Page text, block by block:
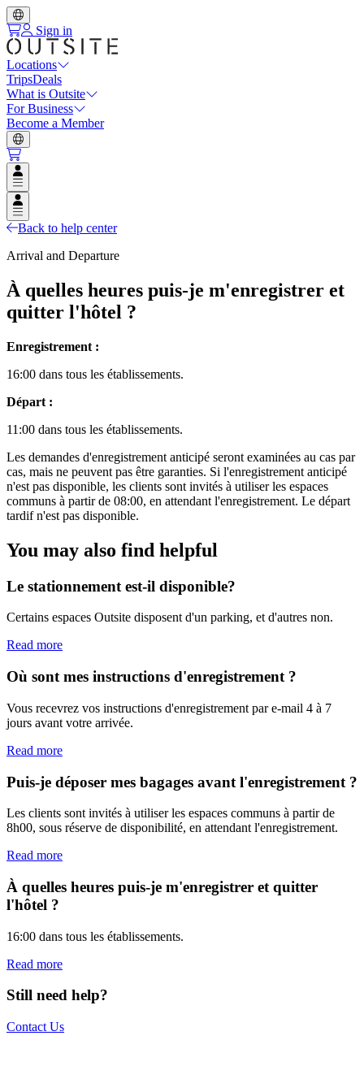
Sign in
Locations
TripsDeals
What is Outsite
For Business
Become a Member
Open user menu
Open user menu
Back to help center
Arrival and Departure
À quelles heures puis-je m'enregistrer et
quitter l'hôtel ?
Enregistrement :
16:00 dans tous les établissements.
Départ :
11:00 dans tous les établissements.
Les demandes d'enregistrement anticipé seront examinées au cas par
cas, mais ne peuvent pas être garanties. Si l'enregistrement anticipé
n'est pas disponible, les clients sont invités à utiliser les espaces
communs à partir de 08:00, en attendant l'enregistrement. Le départ
tardif n'est pas disponible.
You may also find helpful
Le stationnement est-il disponible?
Certains espaces Outsite disposent d'un parking, et d'autres non.
Read more
Où sont mes instructions d'enregistrement ?
Vous recevrez vos instructions d'enregistrement par e-mail 4 à 7
jours avant votre arrivée.
Read more
Puis-je déposer mes bagages avant l'enregistrement ?
Les clients sont invités à utiliser les espaces communs à partir de
8h00, sous réserve de disponibilité, en attendant l'enregistrement.
Read more
À quelles heures puis-je m'enregistrer et quitter
l'hôtel ?
16:00 dans tous les établissements.
Read more
Still need help?
Contact Us